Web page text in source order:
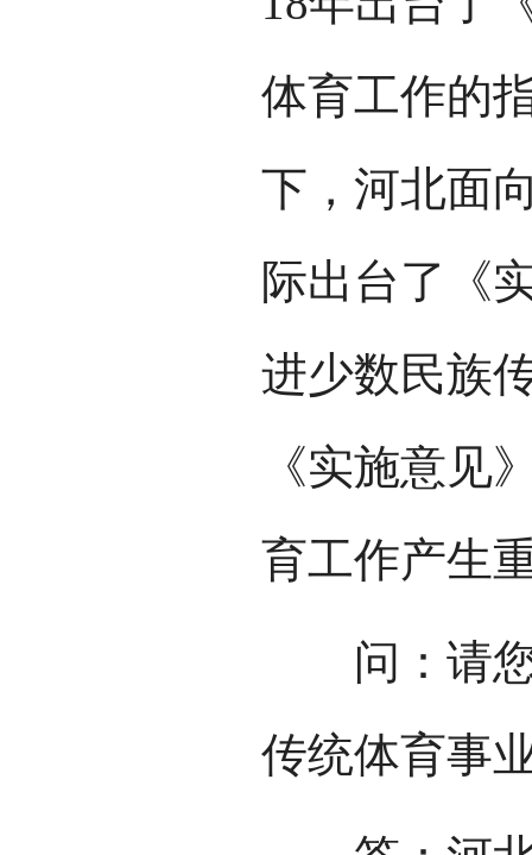
体育工作的
下，河北面
际出台了《
进少数民族
《实施意见
育工作产生
问：请您
传统体育事